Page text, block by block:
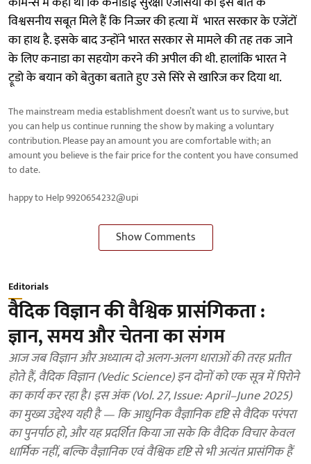
विश्वसनीय सबूत मिले हैं कि निज्जर की हत्या में ​​भारत सरकार के एजेंटों
का हाथ है. इसके बाद उन्होंने भारत सरकार से मामले की तह तक जाने
के लिए कनाडा का सहयोग करने की अपील की थी. हालांकि भारत ने
ट्रूडो के बयान को बेतुका बताते हुए उसे सिरे से खारिज कर दिया था.
The mainstream media establishment doesn’t want us to survive, but
you can help us continue running the show by making a voluntary
contribution. Please pay an amount you are comfortable with; an
amount you believe is the fair price for the content you have consumed
to date.
happy to Help 9920654232@upi
Show Comments
Editorials
वैदिक विज्ञान की वैश्विक प्रासंगिकता :
ज्ञान, समय और चेतना का संगम
आज जब विज्ञान और अध्यात्म दो अलग-अलग धाराओं की तरह प्रतीत
होते हैं, वैदिक विज्ञान (Vedic Science) इन दोनों को एक सूत्र में पिरोने
का कार्य कर रहा है। इस अंक (Vol. 27, Issue: April–June 2025)
का मुख्य उद्देश्य यही है — कि आधुनिक वैज्ञानिक दृष्टि से वैदिक परंपरा
का पुनर्पाठ हो, और यह प्रदर्शित किया जा सके कि वैदिक विचार केवल
धार्मिक नहीं, बल्कि वैज्ञानिक एवं वैश्विक दृष्टि से भी अत्यंत प्रासंगिक हैं